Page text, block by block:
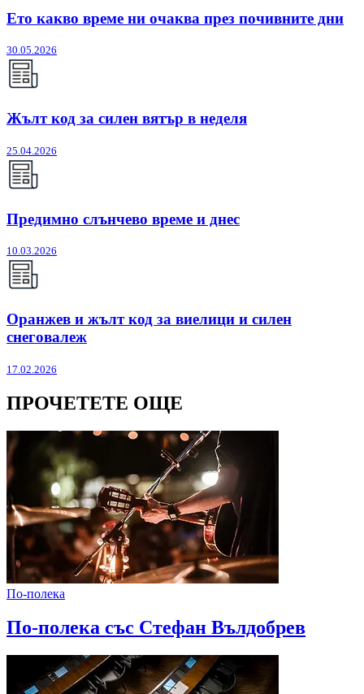
Ето какво време ни очаква през почивните дни
30.05.2026
Жълт код за силен вятър в неделя
25.04.2026
Предимно слънчево време и днес
10.03.2026
Оранжев и жълт код за виелици и силен
снеговалеж
17.02.2026
ПРОЧЕТЕТЕ ОЩЕ
По-полека
По-полека със Стефан Вълдобрев